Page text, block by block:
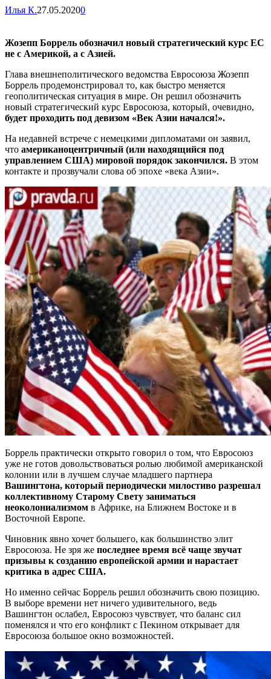
Илья К.27.05.20200
Жозепп Боррель обозначил новый стратегический курс ЕС
не с Америкой, а с Азией.
Глава внешнеполитического ведомства Евросоюза Жозепп
Боррель продемонстрировал то, как быстро меняется
геополитическая ситуация в мире. Он решил обозначить
новый стратегический курс Евросоюза, который, очевидно,
будет проходить под девизом «Век Азии начался!».
На недавней встрече с немецкими дипломатами он заявил,
что американоцентричный (или находящийся под
управлением США) мировой порядок закончился. В этом
контакте и прозвучали слова об эпохе «века Азии».
Боррель практически открыто говорил о том, что Евросоюз
уже не готов довольствоваться ролью любимой американской
колонии или в лучшем случае младшего партнера
Вашингтона, который периодически милостиво разрешал
коллективному Старому Свету заниматься
неоколониализмом в Африке, на Ближнем Востоке и в
Восточной Европе.
Чиновник явно хочет большего, как большинство элит
Евросоюза. Не зря же последнее время всё чаще звучат
призывы к созданию европейской армии и нарастает
критика в адрес США.
Но именно сейчас Боррель решил обозначить свою позицию.
В выборе времени нет ничего удивительного, ведь
Вашингтон ослабел, Евросоюз чувствует, что баланс сил
поменялся и что его конфликт с Пекином открывает для
Евросоюза большое окно возможностей.